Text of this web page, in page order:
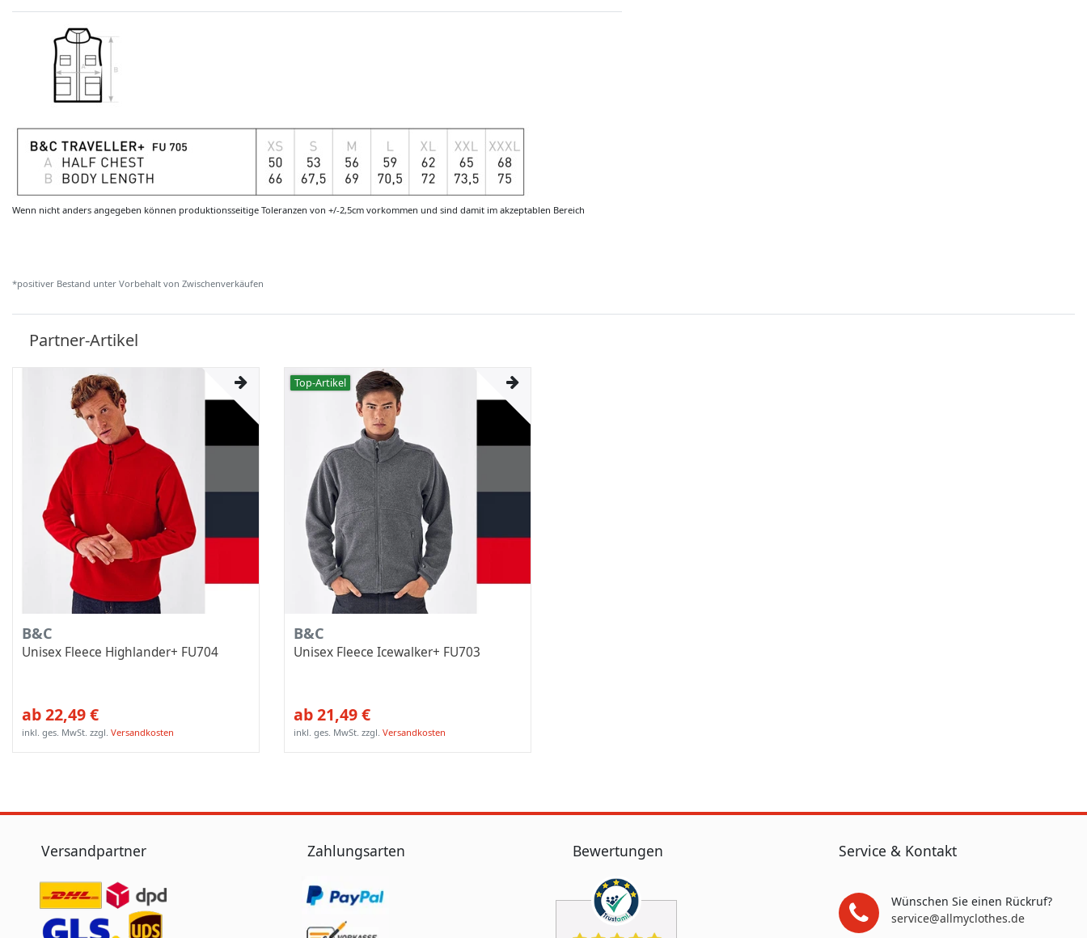
Wenn nicht anders angegeben können produktionsseitige Toleranzen von +/-2,5cm vorkommen und sind damit im akzeptablen Bereich
*positiver Bestand unter Vorbehalt von Zwischenverkäufen
Partner-Artikel
B&C
Unisex Fleece Highlander+ FU704
ab 22,49 €
inkl. ges. MwSt. zzgl.Versandkosten
Top-Artikel
B&C
Unisex Fleece Icewalker+ FU703
ab 21,49 €
inkl. ges. MwSt. zzgl.Versandkosten
Versandpartner Zahlungsarten Bewertungen Service & Kontakt
Wünschen Sie einen Rückruf?
service@allmyclothes.de